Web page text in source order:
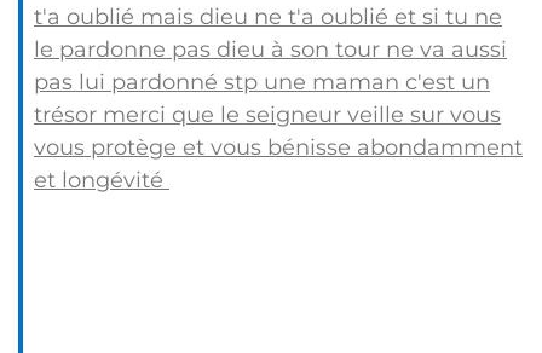
t'a oublié mais dieu ne t'a oublié et si tu ne
le pardonne pas dieu à son tour ne va aussi
pas lui pardonné stp une maman c'est un
trésor merci que le seigneur veille sur vous
vous protège et vous bénisse abondamment
et longévité